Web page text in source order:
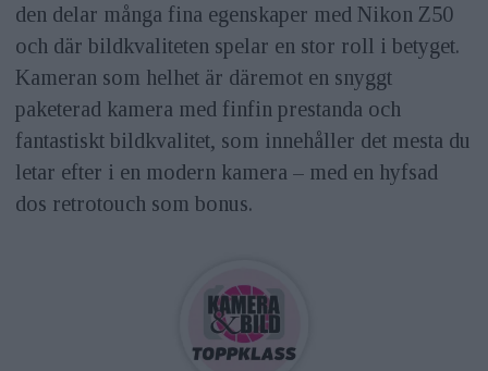
den delar många fina egenskaper med Nikon Z50
och där bildkvaliteten spelar en stor roll i betyget.
Kameran som helhet är däremot en snyggt
paketerad kamera med finfin prestanda och
fantastiskt bildkvalitet, som innehåller det mesta du
letar efter i en modern kamera – med en hyfsad
dos retrotouch som bonus.